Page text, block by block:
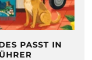
PASST IN